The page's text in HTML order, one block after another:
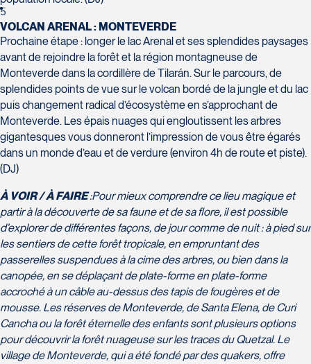
5
VOLCAN ARENAL : MONTEVERDE
Prochaine étape : longer le lac Arenal et ses splendides paysages
avant de rejoindre la forêt et la région montagneuse de
Monteverde dans la cordillère de Tilarán. Sur le parcours, de
splendides points de vue sur le volcan bordé de la jungle et du lac
puis changement radical d’écosystème en s’approchant de
Monteverde. Les épais nuages qui engloutissent les arbres
gigantesques vous donneront l’impression de vous être égarés
dans un monde d’eau et de verdure (environ 4h de route et piste).
(DJ)
À VOIR / À FAIRE:Pour mieux comprendre ce lieu magique et
partir à la découverte de sa faune et de sa flore, il est possible
d’explorer de différentes façons, de jour comme de nuit : à pied sur
les sentiers de cette forêt tropicale, en empruntant des
passerelles suspendues à la cime des arbres, ou bien dans la
canopée, en se déplaçant de plate-forme en plate-forme
accroché à un câble au-dessus des tapis de fougères et de
mousse. Les réserves de Monteverde, de Santa Elena, de Curi
Cancha ou la forêt éternelle des enfants sont plusieurs options
pour découvrir la forêt nuageuse sur les traces du Quetzal. Le
village de Monteverde, qui a été fondé par des quakers, offre
Voyages CAA Brossard
8940 Boulevard Leduc - Bureau 20
Brossard
J4Y 0G4
Tél :
450-465-0620 / 1-844-869-2439
Voyages Granby
157 rue Principale
Granby
J2G 2V5
Tél :450-372-3624 / 1-800-361-0447
G2J 1E3
Tél :418-624-8222 / 1-844-869-2439
Voyages Émotions
2 rue Pleau
Pont-Rouge
G3H 2G2
Tél :418-873-4515
Voyages Laurier du Vallon - Siège social
2700 Boulevard Laurier - Édifice
Champlain, bureau 5000
Québec